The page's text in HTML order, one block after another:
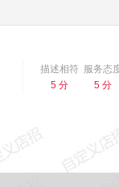
描述相符
5 分
服务态
5 分